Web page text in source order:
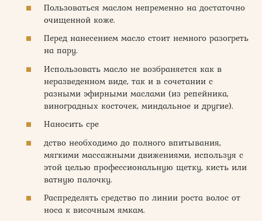
Пользоваться маслом непременно на достаточно
очищенной коже.
Перед нанесением масло стоит немного разогреть
на пару.
Использовать масло не возбраняется как в
неразведенном виде, так и в сочетании с
разными эфирными маслами (из репейника,
виноградных косточек, миндальное и другие).
Наносить сре
дство необходимо до полного впитывания,
мягкими массажными движениями, используя с
этой целью профессиональную щетку, кисть или
ватную палочку.
Распределять средство по линии роста волос от
носа к височным ямкам.